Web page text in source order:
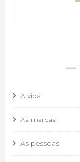
A vida
As marcas
As pessoas